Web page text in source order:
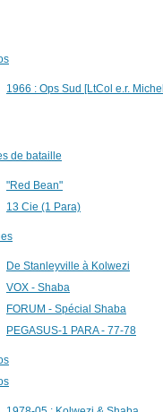
1966 : Ops Sud [LtCol e.r.
de bataille
"Red Bean"
13 Cie (1 Para)
De Stanleyville à Kolwezi
VOX - Shaba
FORUM - Spécial Shaba
PEGASUS-1 PARA - 77-78